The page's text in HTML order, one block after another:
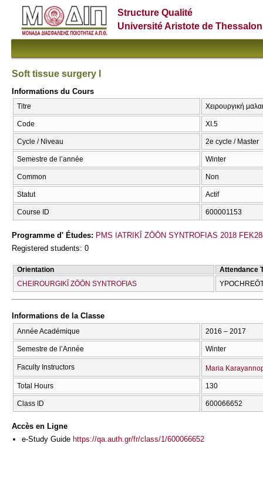
Structure Qualité
Université Aristote de
Soft tissue surgery I
Informations du Cours
Titre Χειρουργική
Code ΧΙ.5
Cycle / Niveau 2e cycle / Master
Semestre de l’année Winter
Common Non
Statut Actif
Course ID 600001153
Programme d' Études: PMS IATRIKĪ ZŌŌN SYNTROFIAS 2018
Registered students: 0
Orientation
Attendance
CΗEIROURGIKĪ ZŌŌN SYNTROFIAS
Informations de la Classe
Année Académique 2016 – 2017
Semestre de l’Année Winter
Faculty Instructors Maria
Total Hours 130
Class ID 600066652
Accès en Ligne
e-Study Guide https://qa.auth.gr/fr/class/1/600066652